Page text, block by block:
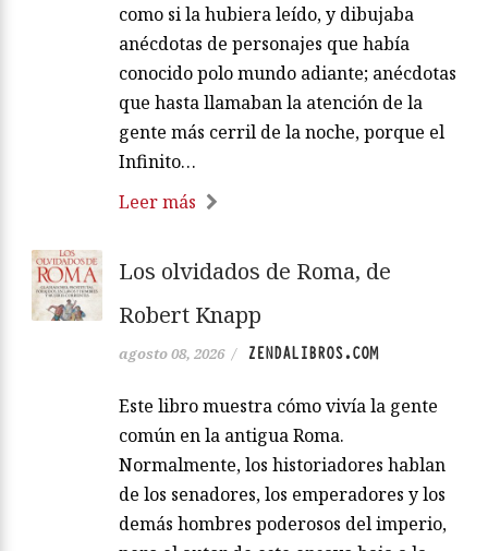
como si la hubiera leído, y dibujaba
anécdotas de personajes que había
conocido polo mundo adiante; anécdotas
que hasta llamaban la atención de la
gente más cerril de la noche, porque el
Infinito…
Leer más
Los olvidados de Roma, de
Robert Knapp
agosto 08, 2026 / ZENDALIBROS.COM
Este libro muestra cómo vivía la gente
común en la antigua Roma.
Normalmente, los historiadores hablan
de los senadores, los emperadores y los
demás hombres poderosos del imperio,